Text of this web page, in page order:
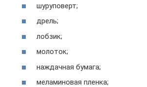
шуруповерт;
дрель;
лобзик;
молоток;
наждачная бумага;
меламиновая пленка;